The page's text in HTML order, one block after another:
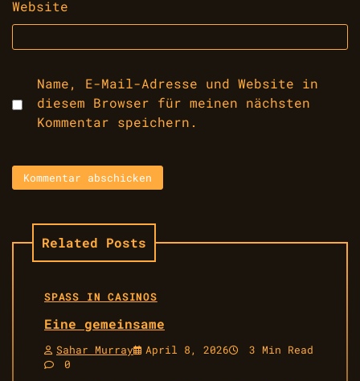
Website
Name, E-Mail-Adresse und Website in
diesem Browser für meinen nächsten
Kommentar speichern.
Related Posts
SPASS IN CASINOS
Eine gemeinsame
Sahar Murray April 8, 2026
3 Min Read
0